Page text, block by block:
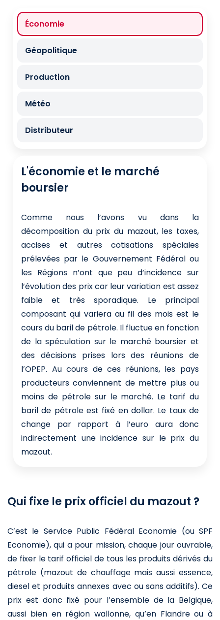
Économie
Géopolitique
Production
Météo
Distributeur
L'économie et le marché
boursier
Comme nous l’avons vu dans la
décomposition du prix du mazout, les taxes,
accises et autres cotisations spéciales
prélevées par le Gouvernement Fédéral ou
les Régions n’ont que peu d’incidence sur
l’évolution des prix car leur variation est assez
faible et très sporadique. Le principal
composant qui variera au fil des mois est le
cours du baril de pétrole. Il fluctue en fonction
de la spéculation sur le marché boursier et
des décisions prises lors des réunions de
l’OPEP. Au cours de ces réunions, les pays
producteurs conviennent de mettre plus ou
moins de pétrole sur le marché. Le tarif du
baril de pétrole est fixé en dollar. Le taux de
change par rapport à l’euro aura donc
indirectement une incidence sur le prix du
mazout.
Qui fixe le prix officiel du mazout ?
C’est le Service Public Fédéral Economie (ou SPF
Economie), qui a pour mission, chaque jour ouvrable,
de fixer le tarif officiel de tous les produits dérivés du
pétrole (mazout de chauffage mais aussi essence,
diesel et produits annexes avec ou sans additifs). Ce
prix est donc fixé pour l’ensemble de la Belgique,
aussi bien en région wallonne, qu’en Flandre ou à